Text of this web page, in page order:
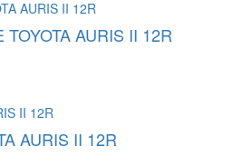
AURIS II 12R
AURIS II 12R